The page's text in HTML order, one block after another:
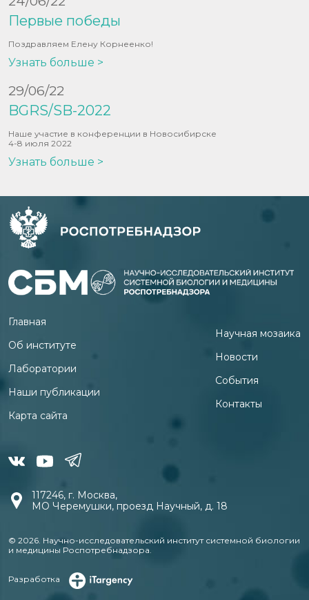
Первые победы
Поздравляем Елену Корнеенко!
Узнать больше >
29/06/22
BGRS/SB-2022
Наше участие в конференции в Новосибирске
4-8 июля 2022
Узнать больше >
Главная
Об институте
Лаборатории
Наши публикации
Карта сайта
Научная мозаика
Новости
События
Контакты
117246, г. Москва,
МО Черемушки, проезд Научный, д. 18
© 2026. Научно-исследовательский институт системной биологии
и медицины Роспотребнадзора.
Разработка